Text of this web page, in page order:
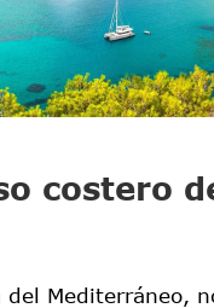
costero
Mediterráneo,